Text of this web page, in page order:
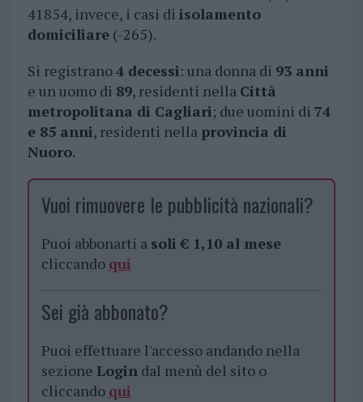
41854, invece, i casi di isolamento
domiciliare(-265).
Si registrano4 decessi: una donna di 93 anni
e un uomo di 89, residenti nella Città
metropolitana di Cagliari; due uomini di 74
e 85 anni, residenti nella provincia di
Nuoro.
Vuoi rimuovere le pubblicità nazionali?
Puoi abbonarti a soli € 1,10 al mese
cliccando qui
Sei già abbonato?
Puoi effettuare l'accesso andando nella
sezione Logindal menù del sito o
cliccando qui